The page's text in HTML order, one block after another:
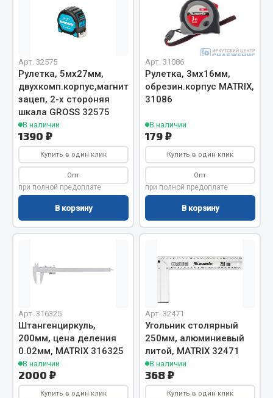
Запчасти Урал
Двигатель
Мост задний
Система питания
Система выпуска газа
Система охлаждения
Сцепление
Тормозная система
Показать ещё
Двигатель
Система питания
Система выпуска газа
Система охлаждения
Коробка передач
Арт. 32575
Рулетка, 5мх27мм,
двухкомп.корпус,магнитный
зацеп, 2-х стороняя
шкала GROSS 32575
В наличии
1390 ₽
Купить в один клик
Опт
при полной предоплате
В корзину
Арт. 31086
Рулетка, 3мх16мм,
обрезин.корпус MATRIX,
31086
В наличии
179 ₽
Купить в один клик
Опт
при полной предоплате
В корзину
Арт. 316325
Штангенциркуль,
200мм, цена деления
0.02мм, MATRIX 316325
В наличии
2000 ₽
Купить в один клик
Арт. 32471
Угольник столярный
250мм, алюминиевый
литой, MATRIX 32471
В наличии
368 ₽
Купить в один клик